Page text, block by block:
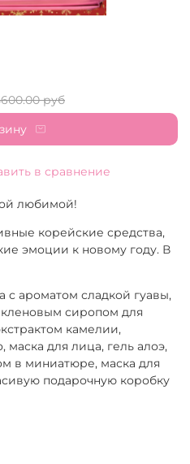
в сравнение
руб
любимой!
корейские средства,
эмоции к новому году. В
с ароматом сладкой гуавы,
сиропом для
камелии,
маска для лица, гель алоэ,
в миниатюре, маска для
подарочную коробку